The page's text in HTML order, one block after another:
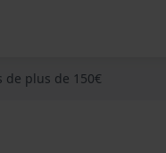
plus de 150€